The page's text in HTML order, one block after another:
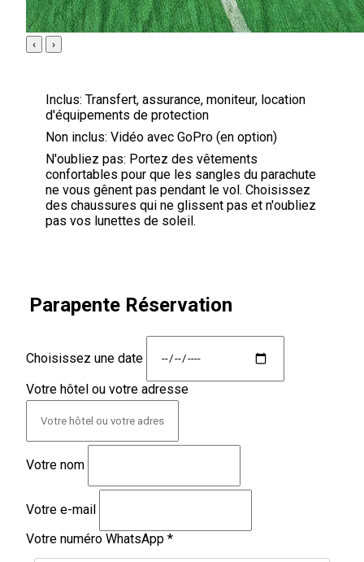
‹ ›
Inclus: Transfert, assurance, moniteur, location
d'équipements de protection
Non inclus: Vidéo avec GoPro (en option)
N'oubliez pas: Portez des vêtements
confortables pour que les sangles du parachute
ne vous gênent pas pendant le vol. Choisissez
des chaussures qui ne glissent pas et n'oubliez
pas vos lunettes de soleil.
Parapente Réservation
Choisissez une date
Votre hôtel ou votre adresse
Votre nom
Votre e-mail
Votre numéro WhatsApp *